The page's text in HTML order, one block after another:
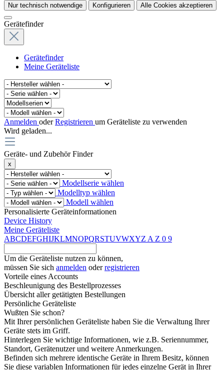
Nur technisch notwendige Konfigurieren Alle Cookies akzeptieren
Gerätefinder
Gerätefinder
Meine Geräteliste
Anmelden oderRegistrieren um Geräteliste zu verwenden
Wird geladen...
Geräte- und Zubehör Finder
x
Modellserie wählen
Modelltyp wählen
Modell wählen
Personalisierte Geräteinformationen
Device History
Meine Geräteliste
ABCDEFGHIJKLMNOPQRSTUVWXYZ A Z 0 9
Um die Geräteliste nutzen zu können,
müssen Sie sich anmelden oderregistrieren
Vorteile eines Accounts
Beschleunigung des Bestellprozesses
Übersicht aller getätigten Bestellungen
Persönliche Geräteliste
Wußten Sie schon?
Mit Ihrer persönlichen Geräteliste haben Sie die Verwaltung Ihrer
Geräte stets im Griff.
Hinterlegen Sie wichtige Informationen, wie z.B. Seriennummer,
Standort, Gerätenutzer und weitere Anmerkungen.
Befinden sich mehrere identische Geräte in Ihrem Besitz, können
Sie diese variablen Informationen für jedes einzelne Gerät in Ihrer